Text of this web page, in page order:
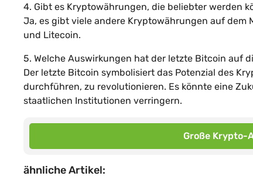
4. Gibt es Kryptowährungen, die beliebter werden
Ja, es gibt viele andere Kryptowährungen auf dem
und Litecoin.
5. Welche Auswirkungen hat der letzte Bitcoin auf
Der letzte Bitcoin symbolisiert das Potenzial des
durchführen, zu revolutionieren. Es könnte eine
staatlichen Institutionen verringern.
Große Krypto-
ähnliche Artikel: